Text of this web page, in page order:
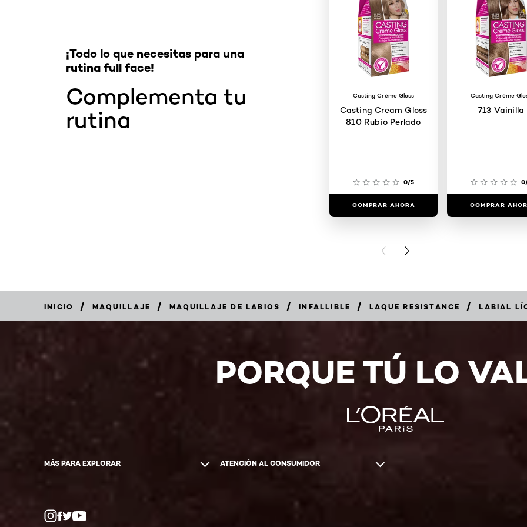
Complementa tu
rutina
¡Todo lo que necesitas para una
rutina full face!
Casting Crème Gloss
Casting Cream Gloss
810 Rubio Perlado
0/5
COMPRAR AHORA
Casting Crème
713 Vainilla
COMPRAR
PREVIOUS CARD
NEXT CARD
INICIO / MAQUILLAJE / MAQUILLAJE DE LABIOS / INFALLIBLE / LAQUE RESISTANCE / LABIAL
PORQUE TÚ LO
MÁS PARA EXPLORAR ATENCIÓN AL CONSUMIDOR